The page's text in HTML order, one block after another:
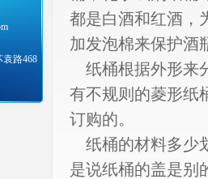
路468
都是白酒和红酒，
加发泡棉来保护酒
纸桶根据外形来
有不规则的菱形纸
订购的。
纸桶的材料多少
是说纸桶的盖是别